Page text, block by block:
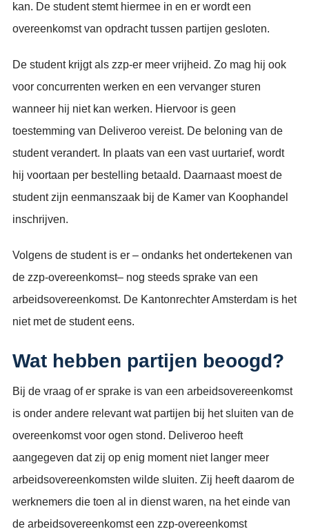
kan. De student stemt hiermee in en er wordt een
overeenkomst van opdracht tussen partijen gesloten.
De student krijgt als zzp-er meer vrijheid. Zo mag hij ook
voor concurrenten werken en een vervanger sturen
wanneer hij niet kan werken. Hiervoor is geen
toestemming van Deliveroo vereist. De beloning van de
student verandert. In plaats van een vast uurtarief, wordt
hij voortaan per bestelling betaald. Daarnaast moest de
student zijn eenmanszaak bij de Kamer van Koophandel
inschrijven.
Volgens de student is er – ondanks het ondertekenen van
de zzp-overeenkomst– nog steeds sprake van een
arbeidsovereenkomst. De Kantonrechter Amsterdam is het
niet met de student eens.
Wat hebben partijen beoogd?
Bij de vraag of er sprake is van een arbeidsovereenkomst
is onder andere relevant wat partijen bij het sluiten van de
overeenkomst voor ogen stond. Deliveroo heeft
aangegeven dat zij op enig moment niet langer meer
arbeidsovereenkomsten wilde sluiten. Zij heeft daarom de
werknemers die toen al in dienst waren, na het einde van
de arbeidsovereenkomst een zzp-overeenkomst